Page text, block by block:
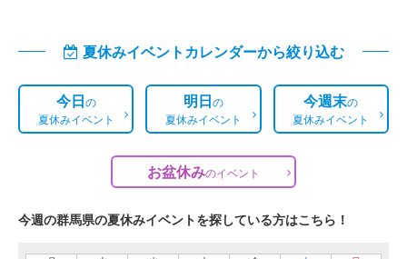
夏休みイベントカレンダーから絞り込む
今日の
夏休みイベント
明日の
夏休みイベント
今週末の
夏休みイベント
お盆休みのイベント
今週の群馬県の夏休みイベントを探している方はこちら！